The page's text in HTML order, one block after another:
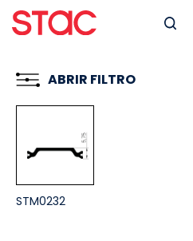
ABRIR FILTRO
STM0232